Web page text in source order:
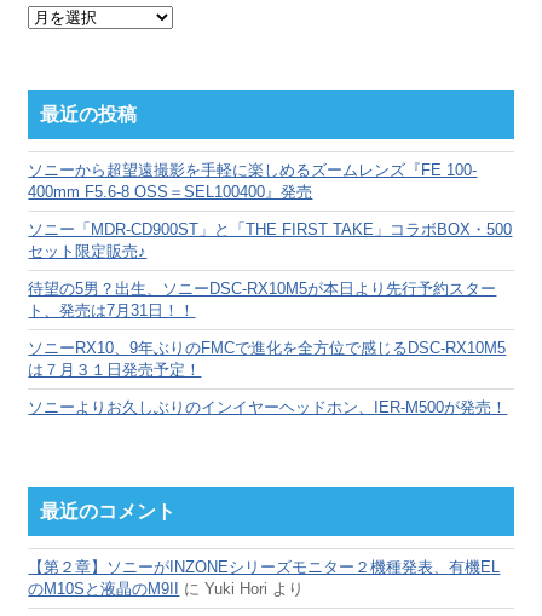
月
ー
カ
ブ
最近の投稿
ソニーから超望遠撮影を手軽に楽しめるズームレンズ『FE 100-
400mm F5.6-8 OSS＝SEL100400』発売
ソニー「MDR-CD900ST」と「THE FIRST TAKE」コラボBOX・500
セット限定販売♪
待望の5男？出生、ソニーDSC-RX10M5が本日より先行予約スター
ト、発売は7月31日！！
ソニーRX10、9年ぶりのFMCで進化を全方位で感じるDSC-RX10M5
は７月３１日発売予定！
ソニーよりお久しぶりのインイヤーヘッドホン、IER-M500が発売！
最近のコメント
【第２章】ソニーがINZONEシリーズモニター２機種発表、有機EL
のM10Sと液晶のM9II
にYuki Hori より